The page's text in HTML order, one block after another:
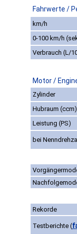
Fahrwerte /
km/h
0-100 km/h
Verbrauch (L/
Motor /
Zylinder
Hubraum (ccm)
Leistung (PS)
bei
Rekorde
Testberichte (